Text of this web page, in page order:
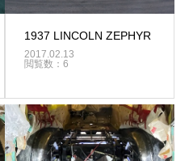
1937 LINCOLN ZEPHYR
2017.02.13
閲覧数：6